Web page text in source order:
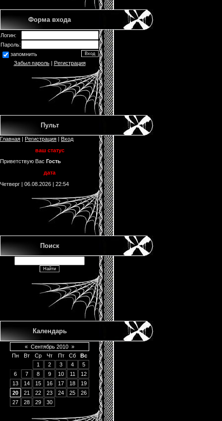
Форма входа
Логин:
Пароль:
запомнить
Забыл пароль| Регистрация
Пульт
Главная | Регистрация | Вход
ваш статус
Приветствую Вас Гость
дата
Четверг | 06.08.2026 | 22:54
Поиск
Календарь
« Сентябрь 2010 »
Пн
Вт Ср Чт Пт Сб
Вс
1
2 3 4
5
6
7 8 9 10 11
12
13
14 15 16 17 18
19
20
21 22 23 24 25
26
27
28 29 30